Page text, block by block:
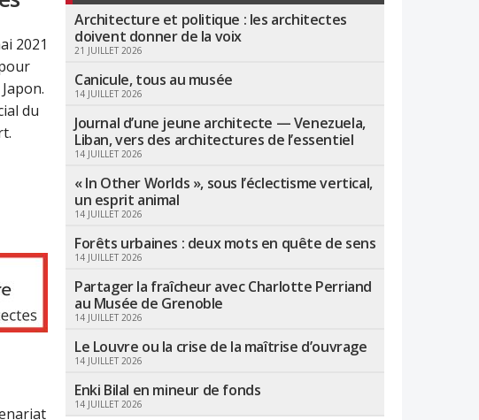
2021
du
Architecture et politique : les architectes
doivent donner de la voix
21 JUILLET 2026
Canicule, tous au musée
14 JUILLET 2026
Journal d’une jeune architecte — Venezuela,
Liban, vers des architectures de l’essentiel
14 JUILLET 2026
« In Other Worlds », sous l’éclectisme vertical,
un esprit animal
14 JUILLET 2026
Forêts urbaines : deux mots en quête de sens
14 JUILLET 2026
Partager la fraîcheur avec Charlotte Perriand
au Musée de Grenoble
14 JUILLET 2026
Le Louvre ou la crise de la maîtrise d’ouvrage
14 JUILLET 2026
Enki Bilal en mineur de fonds
14 JUILLET 2026